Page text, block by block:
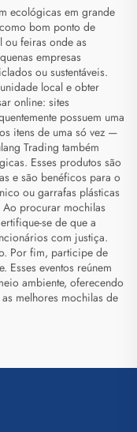
ecológicas em grande
bom ponto de
feiras onde as
empresas
ou sustentáveis.
local e obter
online: sites
possuem uma
itens de uma só vez —
Trading também
Esses produtos são
e são benéficos para o
ou garrafas plásticas
procurar mochilas
se de que a
com justiça.
Por fim, participe de
Esses eventos reúnem
ambiente, oferecendo
melhores mochilas de